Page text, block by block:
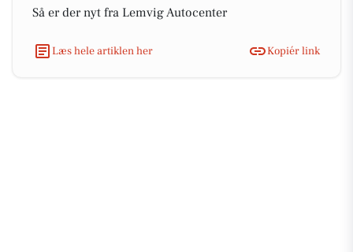
Så er der nyt fra Lemvig Autocenter
Læs hele artiklen her Kopiér link